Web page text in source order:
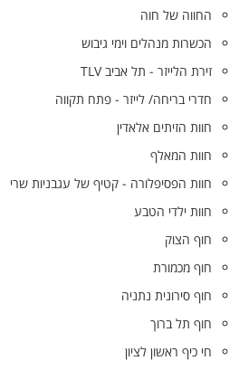
החווה של חוה
הכשרות מנהלים וימי גיבוש
זירת הלייזר - תל אביב TLV
חדרי בריחה/ לייזר - פתח תקווה
חוות הזיתים אלאדין
חוות המאלף
חוות הפסיפלורה - קטיף של עגבניות שרי
חוות ילדי הטבע
חוף הצוק
חוף מכמורת
חוף סירונית נתניה
חוף תל ברוך
חי כיף ראשון לציון